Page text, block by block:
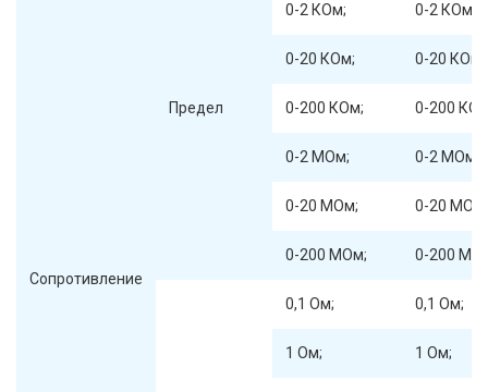
Сопротивление
Предел
0-2 КОм; 0-2 КОм;
0-20 КОм; 0-20 КОм;
0-200 КОм; 0-200
0-2 МОм; 0-2 МОм;
0-20 МОм; 0-20 МОм;
0-200 МОм; 0-200
0,1 Ом; 0,1 Ом;
1 Ом; 1 Ом;